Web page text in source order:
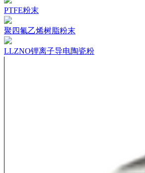
PTFE粉末
聚四氟乙烯树脂粉末
LLZNO锂离子导电陶瓷粉